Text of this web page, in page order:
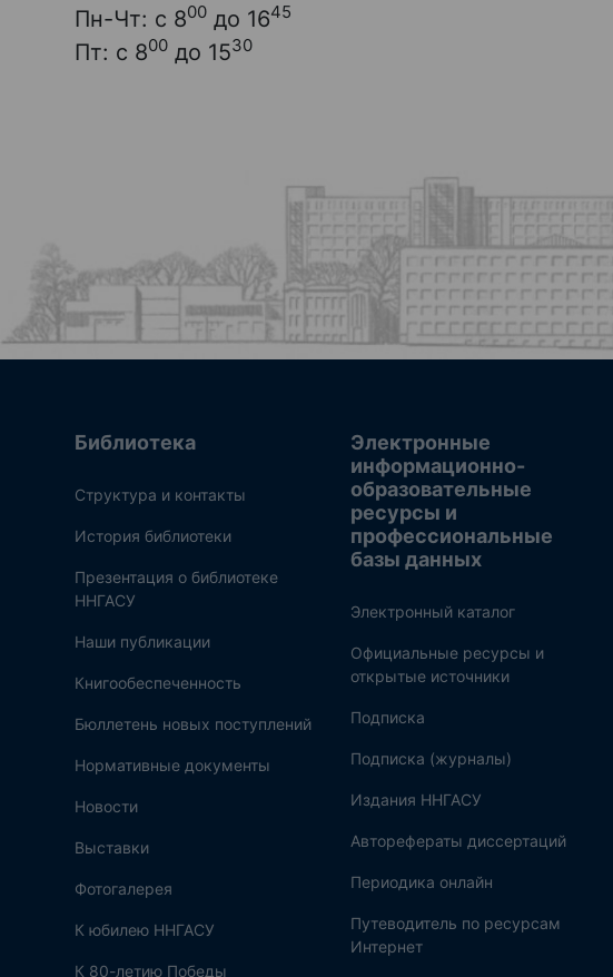
Пн-Чт: с 800 до 1645
Пт: с 800 до 1530
Библиотека
Структура и контакты
История библиотеки
Презентация о библиотеке
ННГАСУ
Наши публикации
Книгообеспеченность
Бюллетень новых поступлений
Нормативные документы
Новости
Выставки
Фотогалерея
К юбилею ННГАСУ
К 80-летию Победы
Электронные
информационно-
образовательные
ресурсы и
профессиональные
базы данных
Электронный каталог
Официальные ресурсы и
открытые источники
Подписка
Подписка (журналы)
Издания ННГАСУ
Авторефераты диссертаций
Периодика онлайн
Путеводитель по ресурсам
Интернет